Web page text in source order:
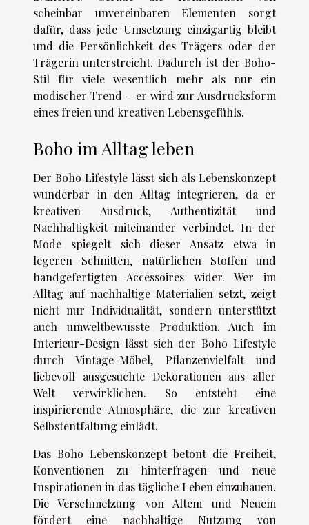
scheinbar unvereinbaren Elementen sorgt
dafür, dass jede Umsetzung einzigartig bleibt
und die Persönlichkeit des Trägers oder der
Trägerin unterstreicht. Dadurch ist der Boho-
Stil für viele wesentlich mehr als nur ein
modischer Trend – er wird zur Ausdrucksform
eines freien und kreativen Lebensgefühls.
Boho im Alltag leben
Der Boho Lifestyle lässt sich als Lebenskonzept
wunderbar in den Alltag integrieren, da er
kreativen Ausdruck, Authentizität und
Nachhaltigkeit miteinander verbindet. In der
Mode spiegelt sich dieser Ansatz etwa in
legeren Schnitten, natürlichen Stoffen und
handgefertigten Accessoires wider. Wer im
Alltag auf nachhaltige Materialien setzt, zeigt
nicht nur Individualität, sondern unterstützt
auch umweltbewusste Produktion. Auch im
Interieur-Design lässt sich der Boho Lifestyle
durch Vintage-Möbel, Pflanzenvielfalt und
liebevoll ausgesuchte Dekorationen aus aller
Welt verwirklichen. So entsteht eine
inspirierende Atmosphäre, die zur kreativen
Selbstentfaltung einlädt.
Das Boho Lebenskonzept betont die Freiheit,
Konventionen zu hinterfragen und neue
Inspirationen in das tägliche Leben einzubauen.
Die Verschmelzung von Altem und Neuem
fördert eine nachhaltige Nutzung von